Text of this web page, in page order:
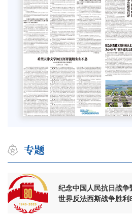
纪念中国人民抗日战争
世界反法西斯战争胜利